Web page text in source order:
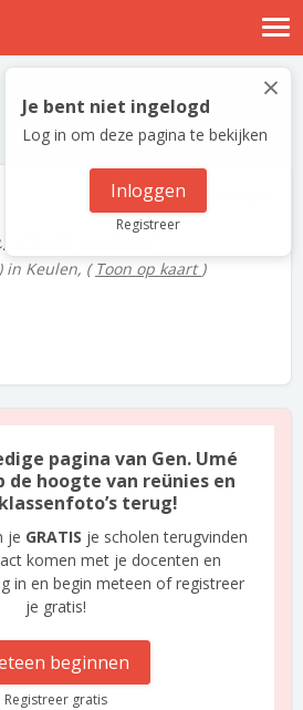
verhalen
Log in
je gratis aan
×
Je bent niet ingelogd
Log in om deze pagina te bekijken
Inloggen
Registreer
Umé school
in Keulen, ( Toon op kaart )
pagina van Gen. Umé
de hoogte van reünies en
terug!
je GRATIS je scholen terugvinden
komen met je docenten en
in en begin meteen of registreer
je gratis!
beginnen
Registreer gratis